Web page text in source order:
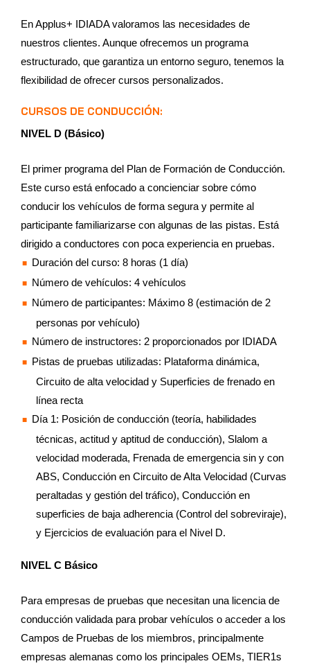
En Applus+ IDIADA valoramos las necesidades de
nuestros clientes. Aunque ofrecemos un programa
estructurado, que garantiza un entorno seguro, tenemos la
flexibilidad de ofrecer cursos personalizados.
CURSOS DE CONDUCCIÓN:
NIVEL D (Básico)
El primer programa del Plan de Formación de Conducción.
Este curso está enfocado a concienciar sobre cómo
conducir los vehículos de forma segura y permite al
participante familiarizarse con algunas de las pistas. Está
dirigido a conductores con poca experiencia en pruebas.
Duración del curso: 8 horas (1 día)
Número de vehículos: 4 vehículos
Número de participantes: Máximo 8 (estimación de 2
personas por vehículo)
Número de instructores: 2 proporcionados por IDIADA
Pistas de pruebas utilizadas: Plataforma dinámica,
Circuito de alta velocidad y Superficies de frenado en
línea recta
Día 1: Posición de conducción (teoría, habilidades
técnicas, actitud y aptitud de conducción), Slalom a
velocidad moderada, Frenada de emergencia sin y con
ABS, Conducción en Circuito de Alta Velocidad (Curvas
peraltadas y gestión del tráfico), Conducción en
superficies de baja adherencia (Control del sobreviraje),
y Ejercicios de evaluación para el Nivel D.
NIVEL C Básico
Para empresas de pruebas que necesitan una licencia de
conducción validada para probar vehículos o acceder a los
Campos de Pruebas de los miembros, principalmente
empresas alemanas como los principales OEMs, TIER1s